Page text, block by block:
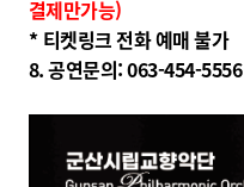
결제만가능)
* 티켓링크 전화 예매 불가
8. 공연문의: 063-454-5556